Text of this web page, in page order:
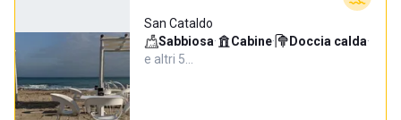
San Cataldo
Sabbiosa· Cabine· Doccia calda·
e altri 5…